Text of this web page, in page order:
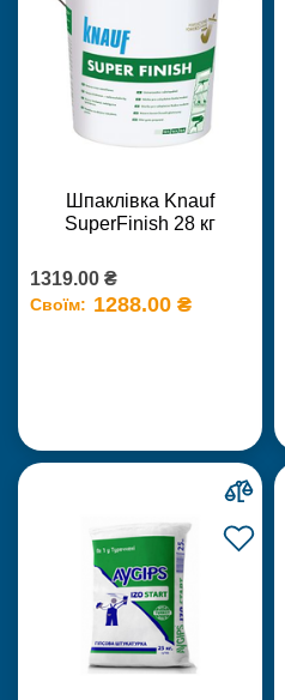
Шпаклівка Knauf
SuperFinish 28 кг
1319.00 ₴
Своїм: 1288.00 ₴